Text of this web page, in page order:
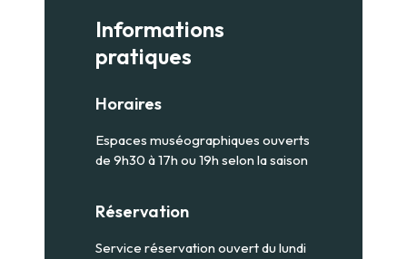
Informations
pratiques
Horaires
Espaces muséographiques ouverts
de 9h30 à 17h ou 19h selon la saison
Réservation
Service réservation ouvert du lundi